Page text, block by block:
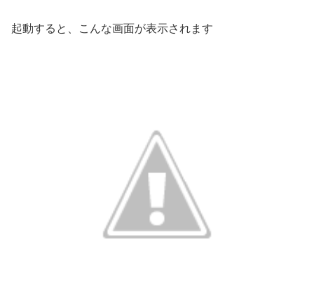
起動すると、こんな画面が表示されます